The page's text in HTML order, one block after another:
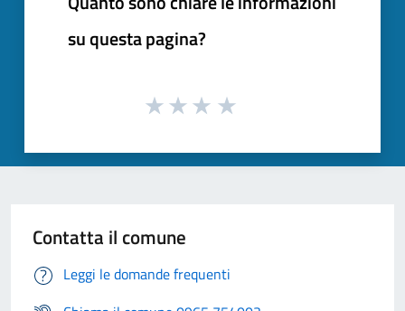
su questa pagina?
Contatta il comune
Leggi le domande frequenti